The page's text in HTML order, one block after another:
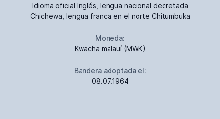
Idioma oficial Inglés, lengua nacional decretada
Chichewa, lengua franca en el norte Chitumbuka
Moneda:
Kwacha malauí (MWK)
Bandera adoptada el:
08.07.1964